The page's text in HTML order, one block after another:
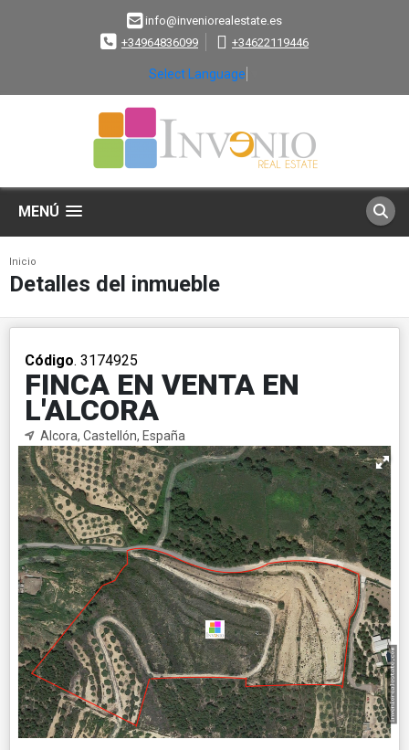
info@inveniorealestate.es
+34964836099
+34622119446
Select Language
MENÚ
Inicio
Detalles del inmueble
Código. 3174925
FINCA EN VENTA EN
L'ALCORA
Alcora, Castellón, España